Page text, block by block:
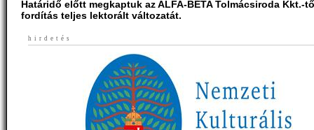
Határidő előtt megkaptuk az ALFA-BÉTA Tolmácsiroda Kkt.-
fordítás teljes lektorált változatát.
hirdetés